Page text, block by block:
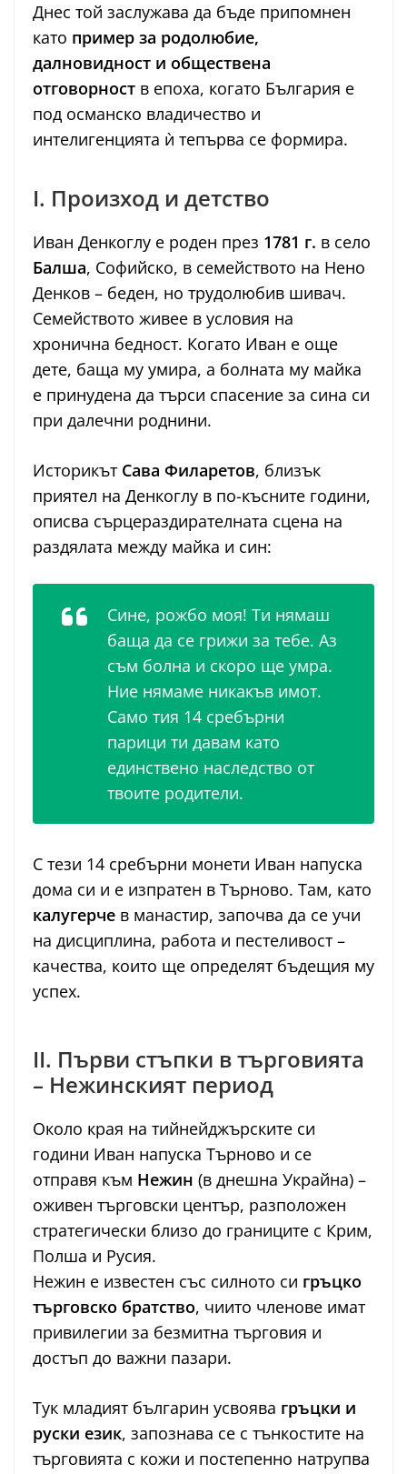
Днес той заслужава да бъде припомнен
като пример за родолюбие,
далновидност и обществена
отговорност в епоха, когато България е
под османско владичество и
интелигенцията ѝ тепърва се формира.
I. Произход и детство
Иван Денкоглу е роден през 1781 г. в село
Балша, Софийско, в семейството на Нено
Денков – беден, но трудолюбив шивач.
Семейството живее в условия на
хронична бедност. Когато Иван е още
дете, баща му умира, а болната му майка
е принудена да търси спасение за сина си
при далечни роднини.
Историкът Сава Филаретов, близък
приятел на Денкоглу в по-късните години,
описва сърцераздирателната сцена на
раздялата между майка и син:
Сине, рожбо моя! Ти нямаш
баща да се грижи за тебе. Аз
съм болна и скоро ще умра.
Ние нямаме никакъв имот.
Само тия 14 сребърни
парици ти давам като
единствено наследство от
твоите родители.
С тези 14 сребърни монети Иван напуска
дома си и е изпратен в Търново. Там, като
калугерче в манастир, започва да се учи
на дисциплина, работа и пестеливост –
качества, които ще определят бъдещия му
успех.
II. Първи стъпки в търговията
– Нежинският период
Около края на тийнейджърските си
години Иван напуска Търново и се
отправя към Нежин (в днешна Украйна) –
оживен търговски център, разположен
стратегически близо до границите с Крим,
Полша и Русия.
Нежин е известен със силното си гръцко
търговско братство, чиито членове имат
привилегии за безмитна търговия и
достъп до важни пазари.
Тук младият българин усвоява гръцки и
руски език, запознава се с тънкостите на
търговията с кожи и постепенно натрупва